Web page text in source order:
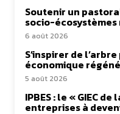
Soutenir un
socio-
6 août 2026
S’inspirer de
économique
5 août 2026
IPBES : le « GIEC
entreprises à